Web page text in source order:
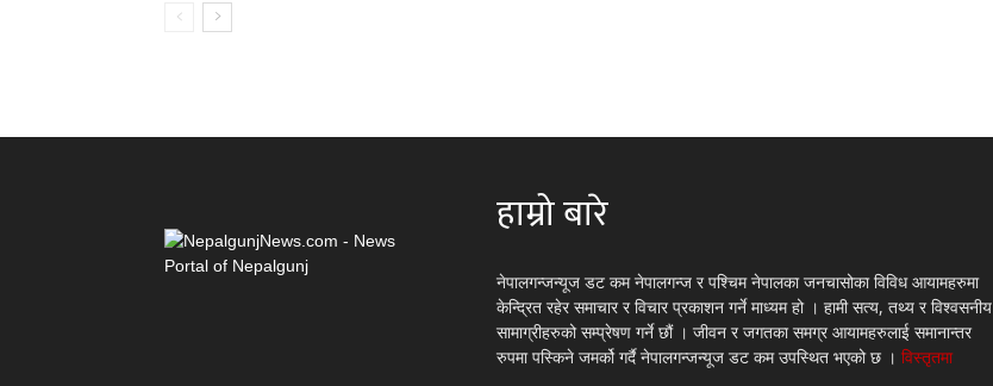
हाम्रो बारे
नेपालगन्जन्यूज डट कम नेपालगन्ज र पश्चिम नेपालका जनचासोका विविध आयामहरुमा
केन्द्रित रहेर समाचार र विचार प्रकाशन गर्ने माध्यम हो । हामी सत्य, तथ्य र विश्वसनीय
सामाग्रीहरुको सम्प्रेषण गर्ने छौं । जीवन र जगतका समग्र आयामहरुलाई समानान्तर
रुपमा पस्किने जमर्को गर्दै नेपालगन्जन्यूज डट कम उपस्थित भएको छ । विस्तृतमा